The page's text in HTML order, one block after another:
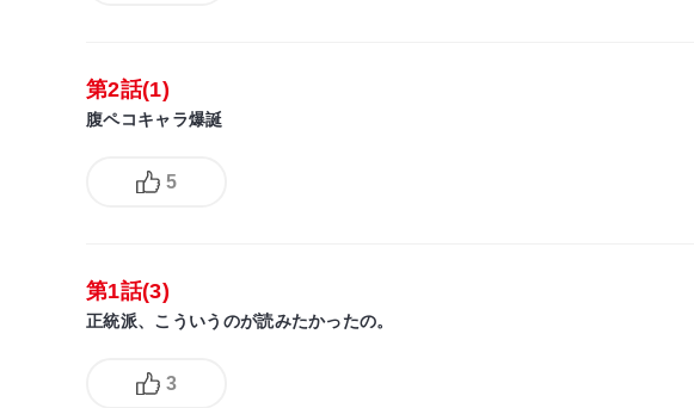
第2話(1)
腹ペコキャラ爆誕
5
第1話(3)
正統派、こういうのが読みたかったの。
3